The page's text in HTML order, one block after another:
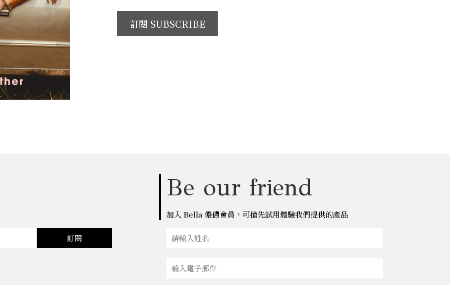
訂閱 SUBSCRIBE
訂閱
Be our friend
加入 Bella 儂儂會員，可搶先試用體驗我們提供的產品